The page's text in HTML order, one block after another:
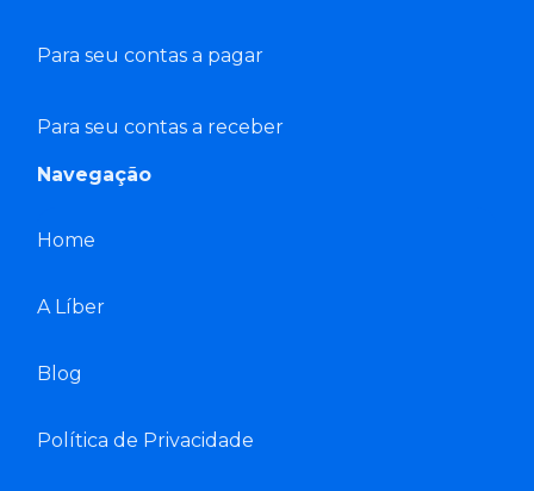
Para seu contas a pagar
Para seu contas a receber
Navegação
Home
A Líber
Blog
Política de Privacidade